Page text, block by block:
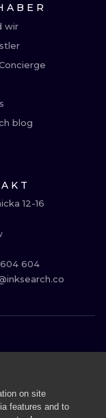
wir
blog
12-16
604
on site
features and to